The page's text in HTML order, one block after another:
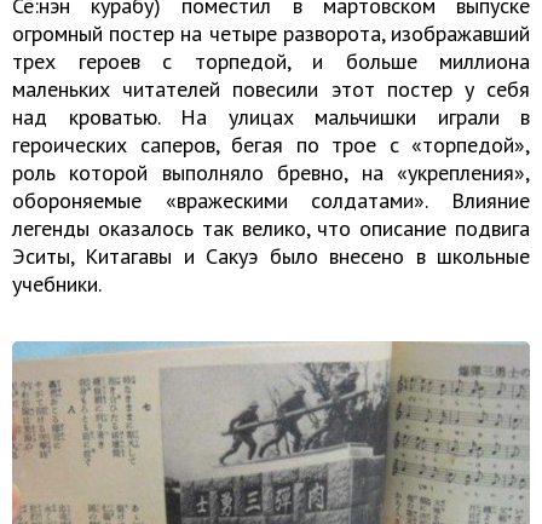
огромный постер на четыре разворота, изображавший
трех героев с торпедой, и больше миллиона
маленьких читателей повесили этот постер у себя
над кроватью. На улицах мальчишки играли в
героических саперов, бегая по трое с «торпедой»,
роль которой выполняло бревно, на «укрепления»,
обороняемые «вражескими солдатами». Влияние
легенды оказалось так велико, что описание подвига
Эситы, Китагавы и Сакуэ было внесено в школьные
учебники.